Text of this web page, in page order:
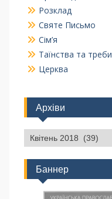
Розклад
Святе Письмо
Сім’я
Таїнства та треби
Церква
Архіви
Баннер